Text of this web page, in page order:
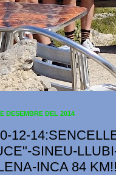
DESEMBRE DEL 2014
12-
SINEU-
INCA 84 KM!!